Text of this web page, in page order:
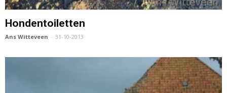
Hondentoiletten
Ans Witteveen - 31-10-2013